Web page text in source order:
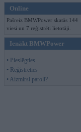
Online
Pašreiz BMWPower skatās 144
viesi un 7 reģistrēti lietotāji.
Ienākt BMWPower
• Pieslēgties
• Reģistrēties
• Aizmirsi paroli?